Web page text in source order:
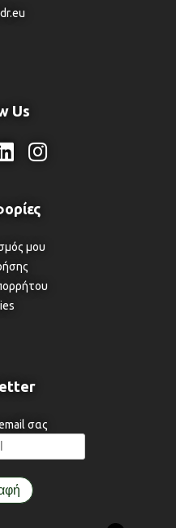
Us
μου
σας